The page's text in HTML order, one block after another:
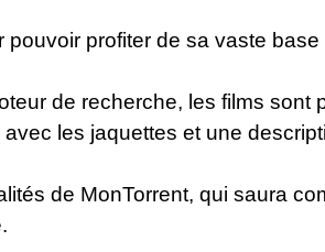
profiter de sa vaste
de recherche, les films sont
les jaquettes et une
de MonTorrent, qui saura